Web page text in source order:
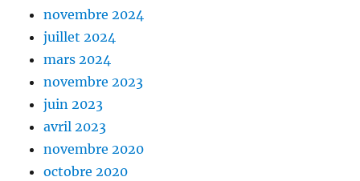
novembre 2024
juillet 2024
mars 2024
novembre 2023
juin 2023
avril 2023
novembre 2020
octobre 2020